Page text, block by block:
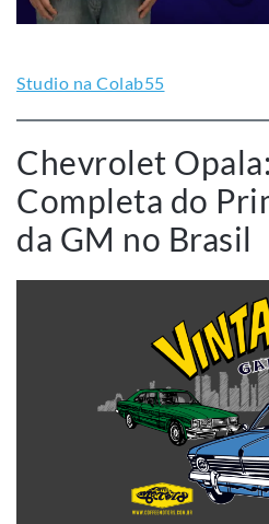
Studio na Colab55
Chevrolet
Completa do
da GM no Brasil